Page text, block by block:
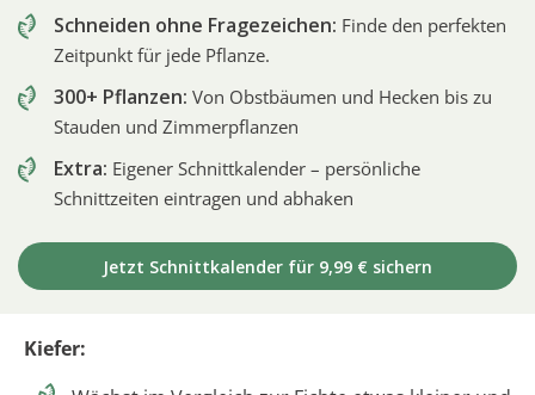
Schneiden ohne Fragezeichen: Finde den perfekten
Zeitpunkt für jede Pflanze.
300+ Pflanzen: Von Obstbäumen und Hecken bis zu
Stauden und Zimmerpflanzen
Extra: Eigener Schnittkalender – persönliche
Schnittzeiten eintragen und abhaken
Jetzt Schnittkalender für 9,99 € sichern
Kiefer: